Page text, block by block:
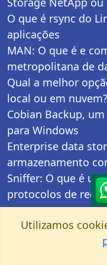
O que é rsync do
aplicações
MAN: O que é e
metropolitana de
Qual a melhor
local ou em nuvem?
Cobian Backup,
para Windows
Enterprise data
armazenamento
Sniffer: O que é
protocolos de rede
Fale Conosco
Seja um
Utilizamos